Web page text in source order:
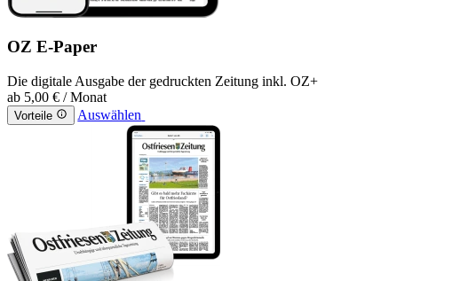
OZ E-Paper
Die digitale Ausgabe der gedruckten Zeitung inkl. OZ+
ab 5,00 € / Monat
Vorteile Auswählen